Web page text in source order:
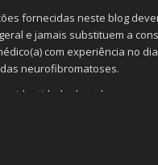
fornecidas neste blog
e jamais substituem a
com experiência no
neurofibromatoses.
a identidade de todas as